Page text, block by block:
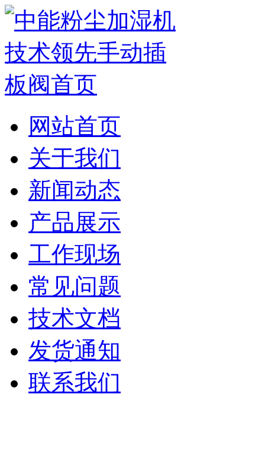
网站首页
关于我们
新闻动态
产品展示
工作现场
常见问题
技术文档
发货通知
联系我们